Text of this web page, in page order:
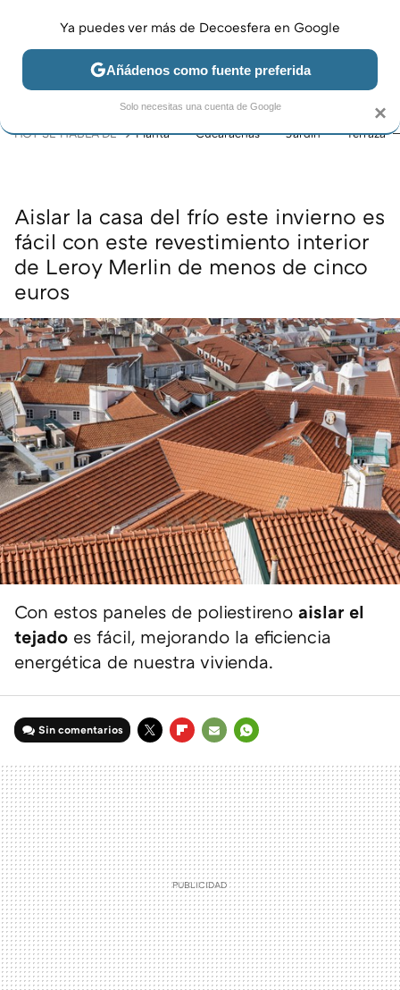
JARDÍN Y TERRAZA SALÓN DORMITORIO COCINA
HOY SE HABLA DE Planta Cucarachas Jardín Terraza
Aislar la casa del frío este invierno es
fácil con este revestimiento interior
de Leroy Merlin de menos de cinco
euros
Con estos paneles de poliestireno aislar el
tejado es fácil, mejorando la eficiencia
energética de nuestra vivienda.
Sin comentarios
MAIL
×
Ya puedes ver más de Decoesfera en Google
Añádenos como fuente preferida
Solo necesitas una cuenta de Google